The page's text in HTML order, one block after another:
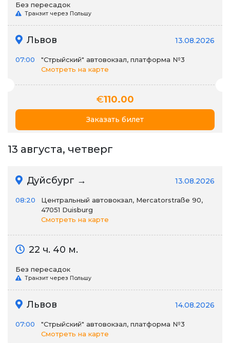
Без пересадок
Транзит через Польшу
Львов 13.08.2026
07:00
"Стрыйский" автовокзал, платформа №3
Смотреть на карте
€110.00
Заказать билет
13 августа, четверг
Дуйсбург → 13.08.2026
08:20
Центральный автовокзал, Mercatorstraße 90,
47051 Duisburg
Смотреть на карте
22 ч. 40 м.
Без пересадок
Транзит через Польшу
Львов 14.08.2026
07:00
"Стрыйский" автовокзал, платформа №3
Смотреть на карте